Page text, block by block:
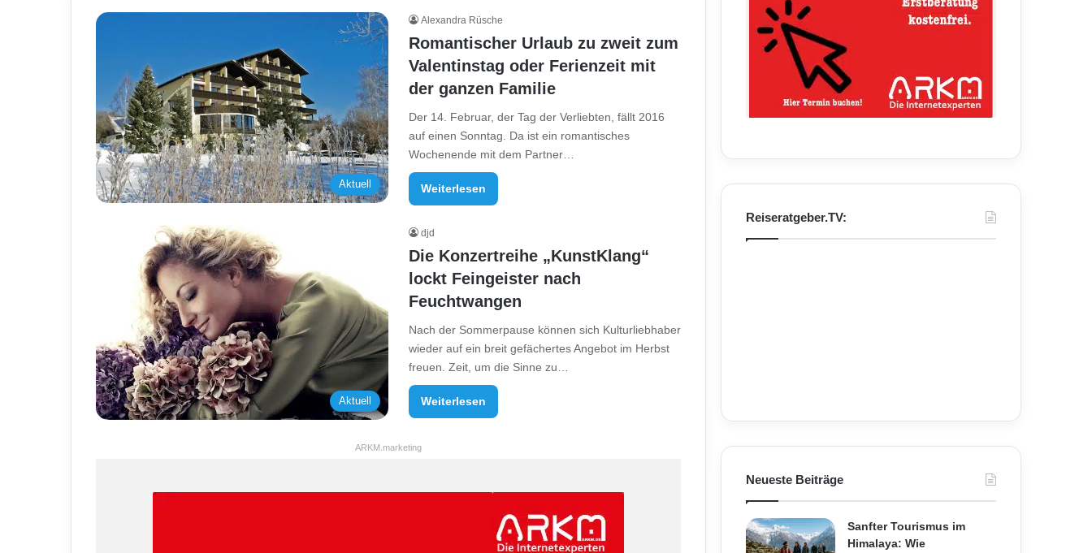
Aktuell
Alexandra Rüsche
Romantischer Urlaub zu zweit zum
Valentinstag oder Ferienzeit mit
der ganzen Familie
Der 14. Februar, der Tag der Verliebten, fällt 2016
auf einen Sonntag. Da ist ein romantisches
Wochenende mit dem Partner…
Weiterlesen
Aktuell
djd
Die Konzertreihe „KunstKlang“
lockt Feingeister nach
Feuchtwangen
Nach der Sommerpause können sich Kulturliebhaber
wieder auf ein breit gefächertes Angebot im Herbst
freuen. Zeit, um die Sinne zu…
Weiterlesen
ARKM.marketing
Reiseratgeber.TV:
Neueste Beiträge
Sanfter Tourismus im
Himalaya: Wie